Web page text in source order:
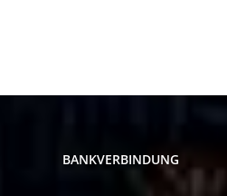
BANKVERBINDUNG